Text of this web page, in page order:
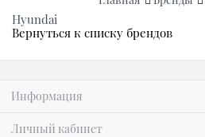
Hyundai
Вернуться к списку брендов
Информация
Личный кабинет